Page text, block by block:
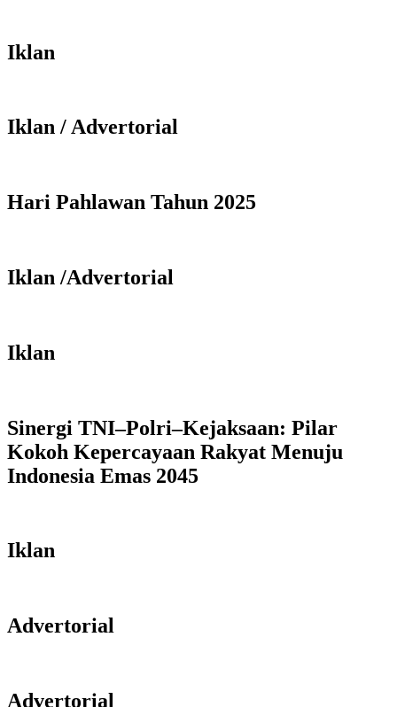
Iklan
Iklan / Advertorial
Hari Pahlawan Tahun 2025
Iklan /Advertorial
Iklan
Sinergi TNI–Polri–Kejaksaan: Pilar
Kokoh Kepercayaan Rakyat Menuju
Indonesia Emas 2045
Iklan
Advertorial
Advertorial